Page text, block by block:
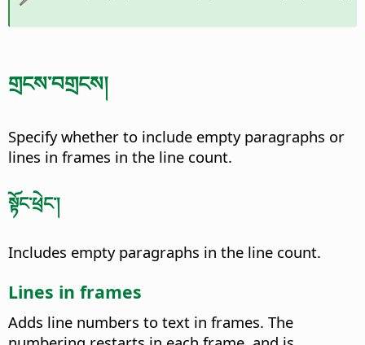
གྲངས་བགྲངས།
Specify whether to include empty paragraphs or
lines in frames in the line count.
སྟོང་ཕྲེང་།
Includes empty paragraphs in the line count.
Lines in frames
Adds line numbers to text in frames. The